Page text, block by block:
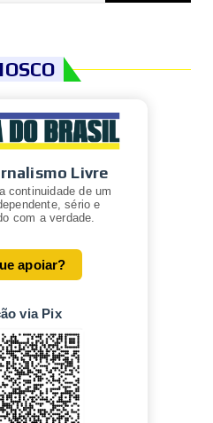
Livre
continuidade de um
sério e
com a verdade.
apoiar?
via Pix